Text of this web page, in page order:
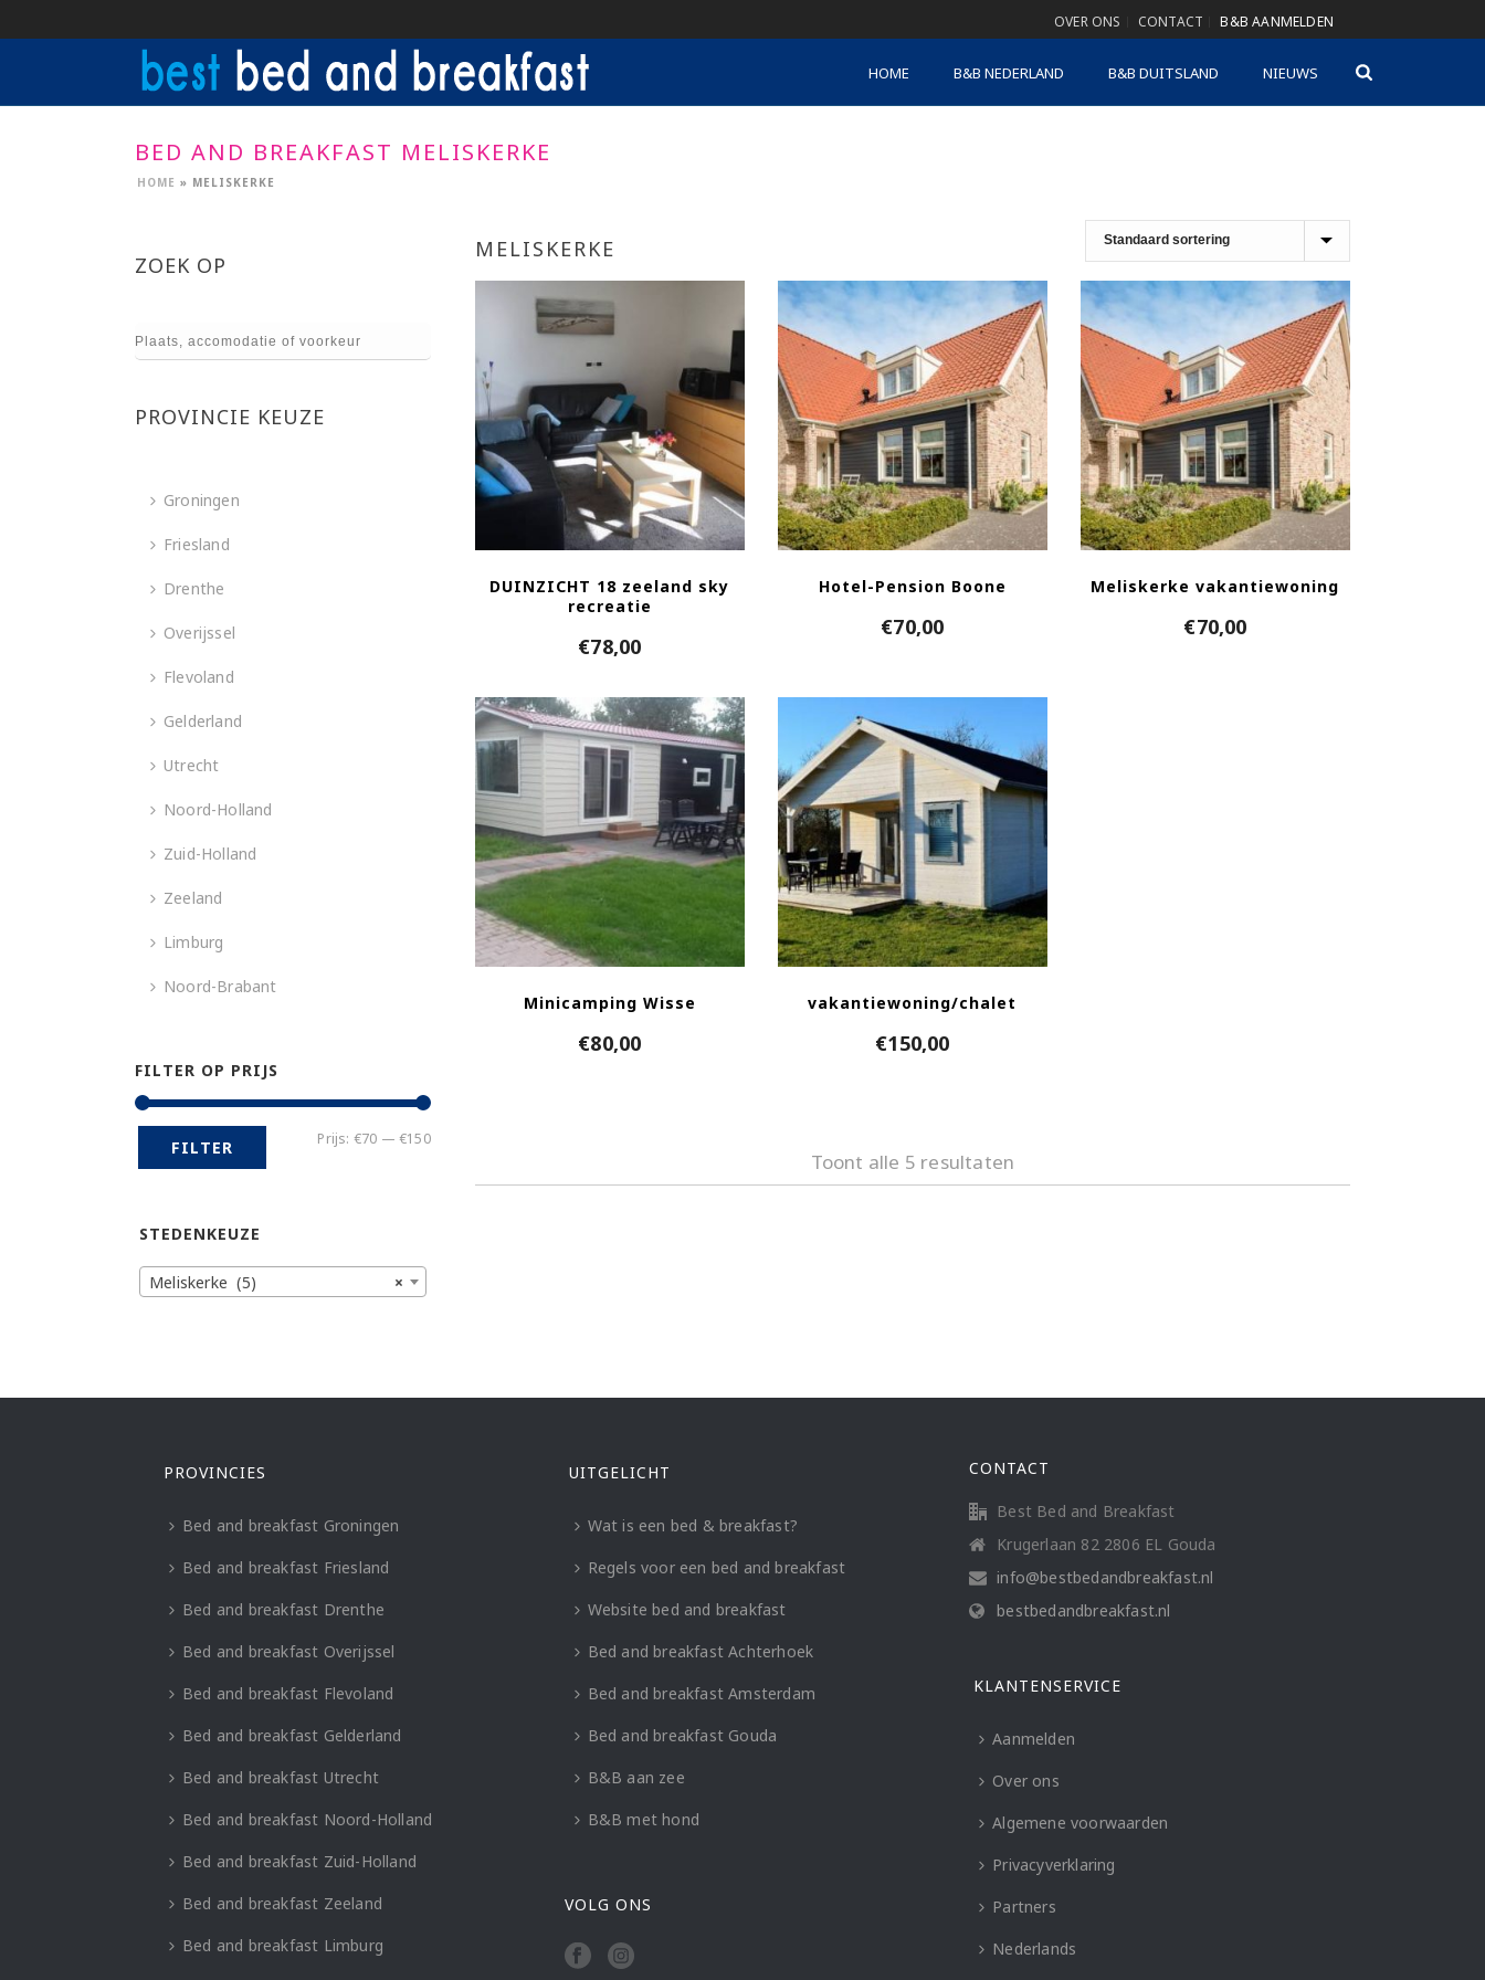
OVER ONS CONTACT B&B AANMELDEN
HOME B&B NEDERLAND B&B DUITSLAND NIEUWS
BED AND BREAKFAST MELISKERKE
HOME » MELISKERKE
MELISKERKE
DUINZICHT 18 zeeland sky
recreatie
€78,00
Hotel-Pension Boone
€70,00
Meliskerke vakantiewoning
€70,00
Minicamping Wisse
€80,00
vakantiewoning/chalet
€150,00
Toont alle 5 resultaten
ZOEK OP
PROVINCIE KEUZE
Groningen
Friesland
Drenthe
Overijssel
Flevoland
Gelderland
Utrecht
Noord-Holland
Zuid-Holland
Zeeland
Limburg
Noord-Brabant
FILTER OP PRIJS
Min.
Max.
FILTER Prijs: €70 — €150
STEDENKEUZE
×
Meliskerke (5)
PROVINCIES
Bed and breakfast Groningen
Bed and breakfast Friesland
Bed and breakfast Drenthe
Bed and breakfast Overijssel
Bed and breakfast Flevoland
Bed and breakfast Gelderland
Bed and breakfast Utrecht
Bed and breakfast Noord-Holland
Bed and breakfast Zuid-Holland
Bed and breakfast Zeeland
Bed and breakfast Limburg
UITGELICHT
Wat is een bed & breakfast?
Regels voor een bed and breakfast
Website bed and breakfast
Bed and breakfast Achterhoek
Bed and breakfast Amsterdam
Bed and breakfast Gouda
B&B aan zee
B&B met hond
VOLG ONS
CONTACT
Best Bed and Breakfast
Krugerlaan 82 2806 EL Gouda
info@bestbedandbreakfast.nl
bestbedandbreakfast.nl
KLANTENSERVICE
Aanmelden
Over ons
Algemene voorwaarden
Privacyverklaring
Partners
Nederlands